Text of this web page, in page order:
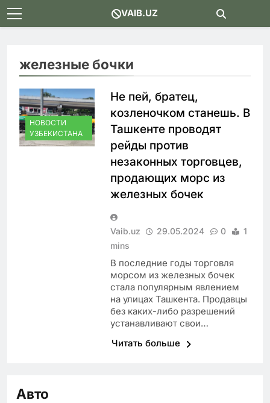
Skip
to
VAIB.UZ
железные бочки
НОВОСТИ
УЗБЕКИСТАНА
Не пей, братец,
козленочком станешь. В
Ташкенте проводят
рейды против
незаконных торговцев,
продающих морс из
железных бочек
Vaib.uz 29.05.2024 0
1
mins
В последние годы торговля
морсом из железных бочек
стала популярным явлением
на улицах Ташкента. Продавцы
без каких-либо разрешений
устанавливают свои…
Читать больше
Авто